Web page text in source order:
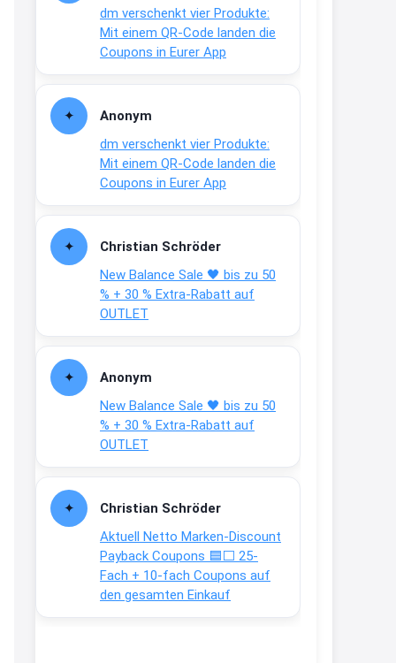
dm verschenkt vier Produkte:
Mit einem QR-Code landen die
Coupons in Eurer App
Anonym
dm verschenkt vier Produkte:
Mit einem QR-Code landen die
Coupons in Eurer App
Christian Schröder
New Balance Sale 🖤 bis zu 50
% + 30 % Extra-Rabatt auf
OUTLET
Anonym
New Balance Sale 🖤 bis zu 50
% + 30 % Extra-Rabatt auf
OUTLET
Christian Schröder
Aktuell Netto Marken-Discount
Payback Coupons 🟦⬜ 25-
Fach + 10-fach Coupons auf
den gesamten Einkauf
2:19
↩
Joachim
www.linda.de/vorteile/coupons/...
2:21
↩
Gratis Hitzewarn-Aufkleber /
verfärbt sich ab 28 Grad /siehe
Text weiter unten
shop.bioeg.de/aufkleber-
achtun...
↩
Joachim
Gratis personalisierte 7-Tage
Ration Micronährstoffe/ Vitamine
↩
Joachim